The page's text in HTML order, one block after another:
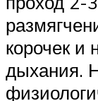
корочек и
дыхания.